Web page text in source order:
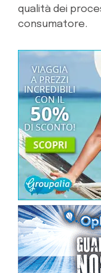
qualità dei
consumatore.